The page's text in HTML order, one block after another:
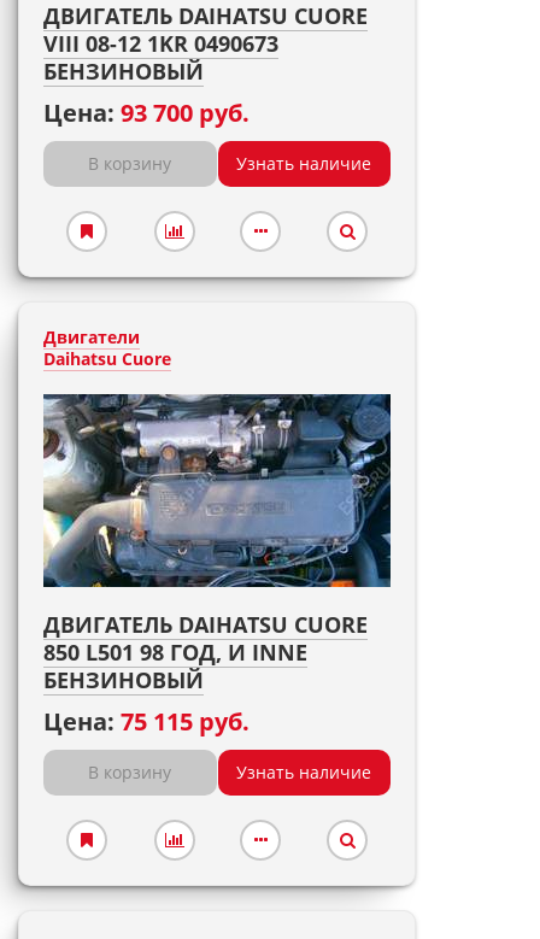
ДВИГАТЕЛЬ DAIHATSU CUORE
VIII 08-12 1KR 0490673
БЕНЗИНОВЫЙ
Цена: 93 700 руб.
В корзину Узнать наличие
Двигатели
Daihatsu Cuore
ДВИГАТЕЛЬ DAIHATSU CUORE
850 L501 98 ГОД, И INNE
БЕНЗИНОВЫЙ
Цена: 75 115 руб.
В корзину Узнать наличие